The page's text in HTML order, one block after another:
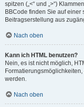
spitzen („<“ und „>“)
BBCode finden Sie auf
Beitragserstellung aus
Nach oben
Kann ich HTML benutzen?
Nein, es ist nicht möglich,
werden.
Nach oben